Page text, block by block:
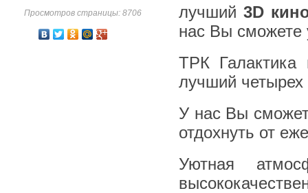
лучший 3D
нас Вы сможете
ТРК Галактика
лучший четырех
У нас Вы
отдохнуть от
Уютная
Просмотров страницы: 8706